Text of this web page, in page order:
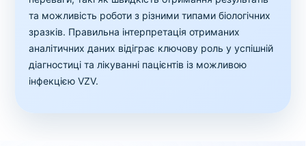
та можливість роботи з різними типами біологічних
зразків. Правильна інтерпретація отриманих
аналітичних даних відіграє ключову роль у успішній
діагностиці та лікуванні пацієнтів із можливою
інфекцією VZV.